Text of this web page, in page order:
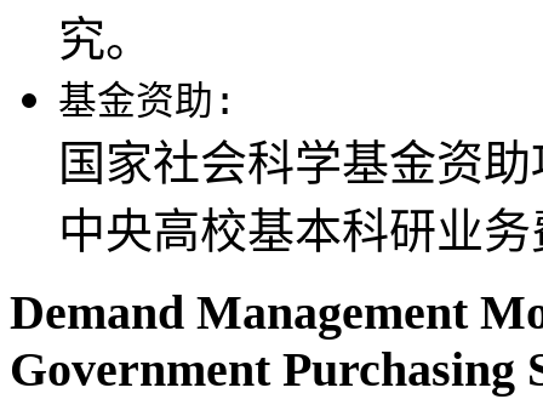
究。
基金资助:
国家社会科学基金资
中央高校基本科研业
Demand Management
Government Purchasing